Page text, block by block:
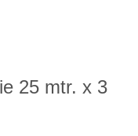
25 mtr. x 3